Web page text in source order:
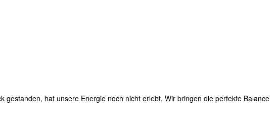
hat unsere Energie noch nicht erlebt. Wir bringen die perfekte Balance